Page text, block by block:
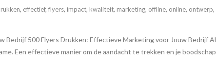
, effectief, flyers, impact, kwaliteit, marketing, offline, online, ontwerp,
Bedrijf 500 Flyers Drukken: Effectieve Marketing voor Jouw Bedrijf
Een effectieve manier om de aandacht te trekken en je